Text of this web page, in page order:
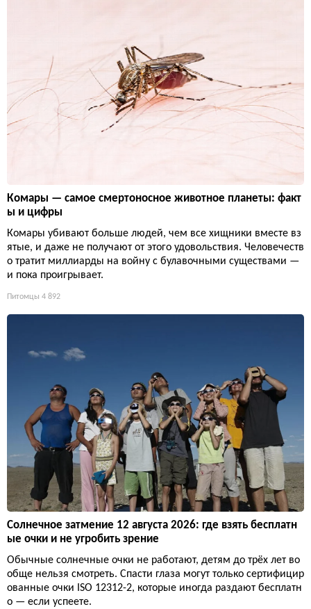
Комары — самое смертоносное животное планеты: факт
ы и цифры
Комары убивают больше людей, чем все хищники вместе вз
ятые, и даже не получают от этого удовольствия. Человечеств
о тратит миллиарды на войну с булавочными существами —
и пока проигрывает.
Питомцы 4 892
Солнечное затмение 12 августа 2026: где взять бесплатн
ые очки и не угробить зрение
Обычные солнечные очки не работают, детям до трёх лет во
обще нельзя смотреть. Спасти глаза могут только сертифицир
ованные очки ISO 12312-2, которые иногда раздают бесплатн
о — если успеете.